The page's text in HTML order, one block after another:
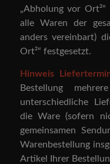
„Abholung vor
alle Waren der
anders vereinbart)
Ort²“ festgesetzt.
Hinweis
Bestellung
unterschiedliche
die Ware (sofern
gemeinsamen
Warenbestellung
Artikel Ihrer